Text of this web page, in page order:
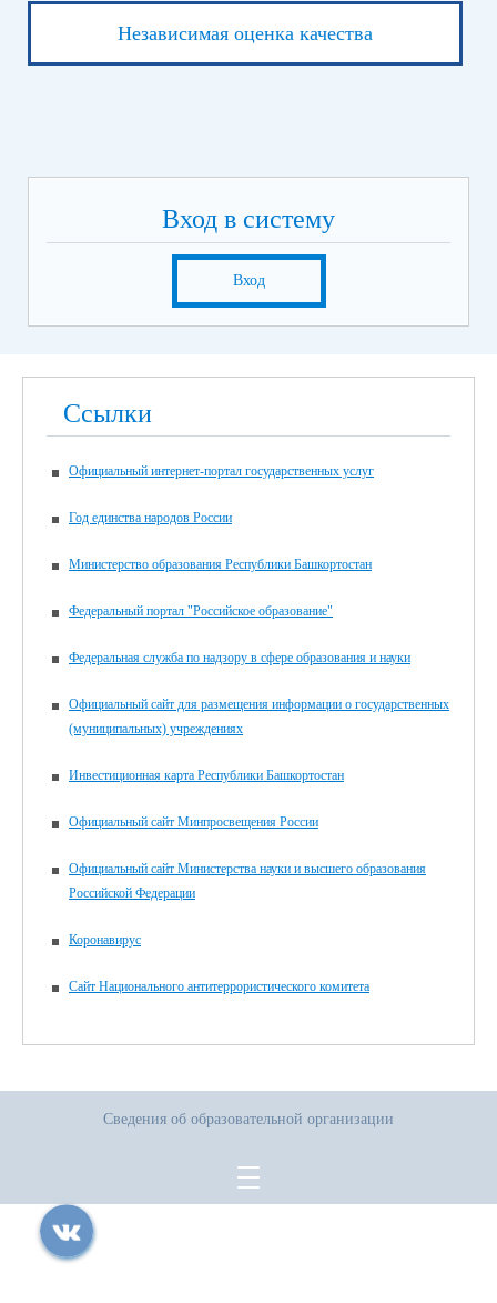
Независимая оценка качества
Вход в систему
Вход
Ссылки
Официальный интернет-портал государственных услуг
Год единства народов России
Министерство образования Республики Башкортостан
Федеральный портал "Российское образование"
Федеральная служба по надзору в сфере образования и науки
Официальный сайт для размещения информации о государственных
(муниципальных) учреждениях
Инвестиционная карта Республики Башкортостан
Официальный сайт Минпросвещения России
Официальный сайт Министерства науки и высшего образования
Российской Федерации
Коронавирус
Сайт Национального антитеррористического комитета
Сведения об образовательной организации